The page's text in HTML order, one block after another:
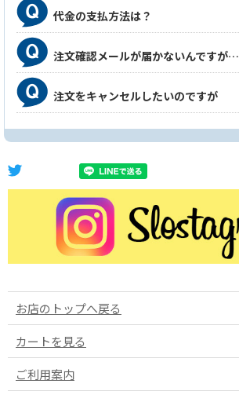
代金の支払方法は？
注文確認メールが届かないんですが…
注文をキャンセルしたいのですが
お店のトップへ戻る
カートを見る
ご利用案内